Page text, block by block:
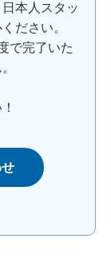
本人スタッ
ださい。
で完了いた